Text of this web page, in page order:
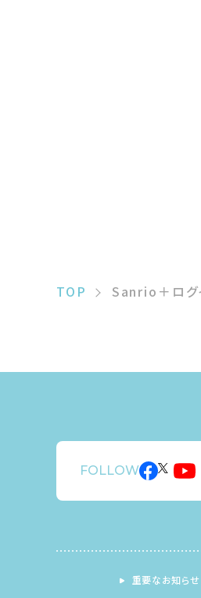
TOP Sanrio＋ログ
FOLLOW
重要なお知らせ